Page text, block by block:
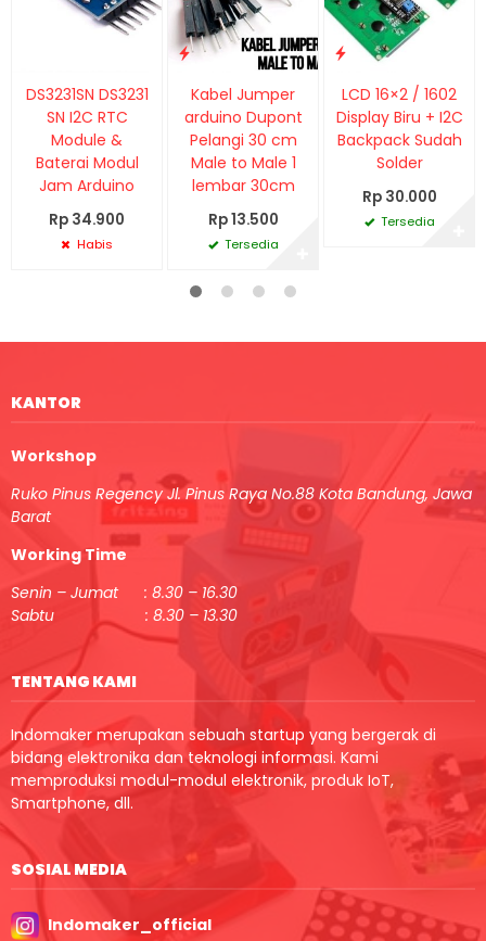
DS3231SN DS3231
SN I2C RTC
Module &
Baterai Modul
Jam Arduino
Rp 34.900
Habis
Kabel Jumper
arduino Dupont
Pelangi 30 cm
Male to Male 1
lembar 30cm
Rp 13.500
Tersedia
LCD 16×2 / 1602
Display Biru + I2C
Backpack Sudah
Solder
Rp 30.000
Tersedia
KANTOR
Workshop
Ruko Pinus Regency Jl. Pinus Raya No.88 Kota Bandung, Jawa
Barat
Working Time
Senin – Jumat : 8.30 – 16.30
Sabtu : 8.30 – 13.30
TENTANG KAMI
Indomaker merupakan sebuah startup yang bergerak di
bidang elektronika dan teknologi informasi. Kami
memproduksi modul-modul elektronik, produk IoT,
Smartphone, dll.
SOSIAL MEDIA
Indomaker_official